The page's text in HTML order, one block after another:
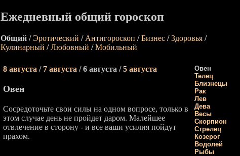
Ежедневный общий гороскоп
Общий /Эротический / Антигороскоп /Бизнес /Здоровья /
Кулинарный /Любовный /Мобильный
8 августа / 7 августа /6 августа /5 августа
Овен
Сосредоточьте свои силы на одном вопросе, только в
этом случае день не пройдет даром. Малейшее
отвлечение в сторону - и все ваши усилия пойдут
прахом.
Овен
Телец
Близнецы
Рак
Лев
Дева
Весы
Скорпион
Стрелец
Козерог
Водолей
Рыбы